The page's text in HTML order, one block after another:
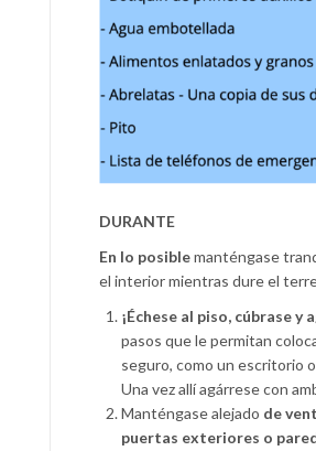
DURANTE
En lo posiblemanténgase
el interior mientras dure el
¡Échese al piso, cúbrase y
pasos que le permitan
seguro, como un escritorio
Una vez allí agárrese con
Manténgase alejado de
puertas exteriores o